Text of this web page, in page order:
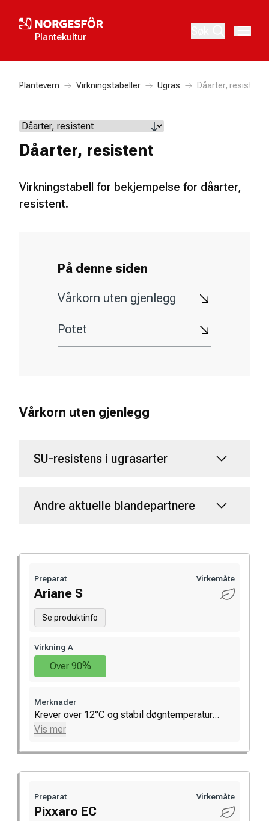
Plantekultur
Plantevern Virkningstabeller Ugras Dåarter, resistent
Dåarter, resistent
Virkningstabell for bekjempelse for dåarter,
resistent.
På denne siden
Vårkorn uten gjenlegg
Potet
Vårkorn uten gjenlegg
SU-resistens i ugrasarter
Andre aktuelle blandepartnere
Preparat
Ariane S
Se produktinfo
Virkemåte
Virkning A
Over 90%
Merknader
Krever over 12°C og stabil døgntemperatur...
Vis mer
Preparat
Pixxaro EC
Virkemåte